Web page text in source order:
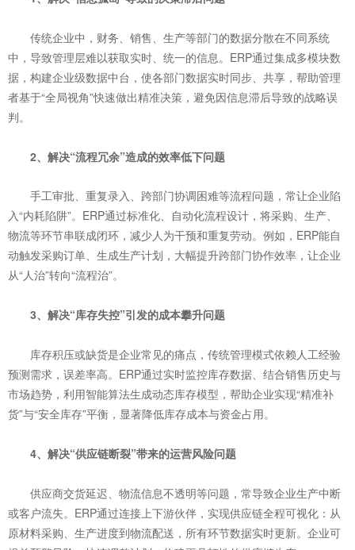
传统企业中，财务、销售、生产等部门的数据分散在不同系统
中，导致管理层难以获取实时、统一的信息。ERP通过集成多模块数
据，构建企业级数据中台，使各部门数据实时同步、共享，帮助管理
者基于“全局视角”快速做出精准决策，避免因信息滞后导致的战略误
判。
2、解决“流程冗余”造成的效率低下问题
手工审批、重复录入、跨部门协调困难等流程问题，常让企业陷
入“内耗陷阱”。ERP通过标准化、自动化流程设计，将采购、生产、
物流等环节串联成闭环，减少人为干预和重复劳动。例如，ERP能自
动触发采购订单、生成生产计划，大幅提升跨部门协作效率，让企业
从“人治”转向“流程治”。
3、解决“库存失控”引发的成本攀升问题
库存积压或缺货是企业常见的痛点，传统管理模式依赖人工经验
预测需求，误差率高。ERP通过实时监控库存数据、结合销售历史与
市场趋势，利用智能算法生成动态库存模型，帮助企业实现“精准补
货”与“安全库存”平衡，显著降低库存成本与资金占用。
4、解决“供应链断裂”带来的运营风险问题
供应商交货延迟、物流信息不透明等问题，常导致企业生产中断
或客户流失。ERP通过连接上下游伙伴，实现供应链全程可视化：从
原材料采购、生产进度到物流配送，所有环节数据实时更新。企业可